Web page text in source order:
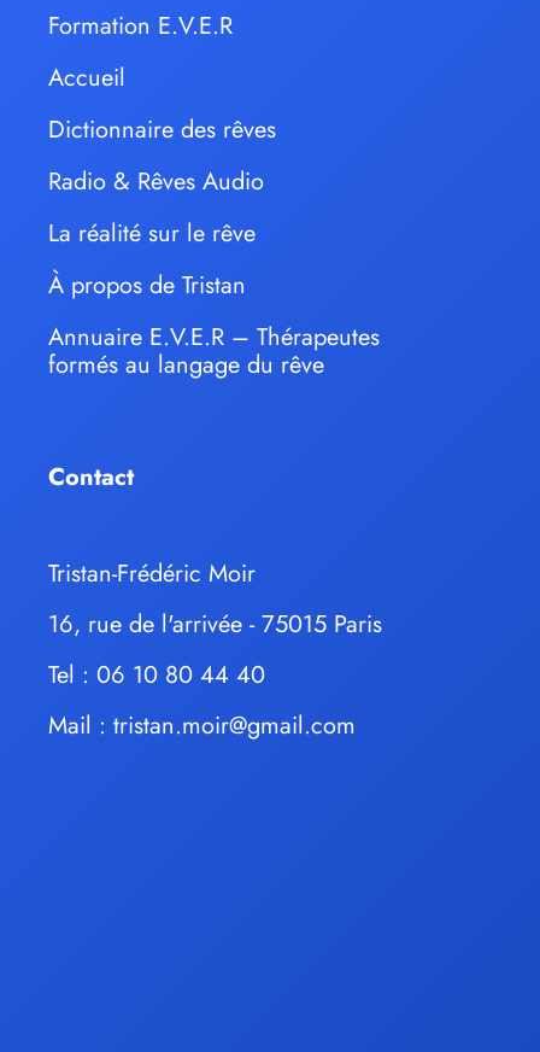
Formation E.V.E.R
Accueil
Dictionnaire des rêves
Radio & Rêves Audio
La réalité sur le rêve
À propos de Tristan
Annuaire E.V.E.R – Thérapeutes
formés au langage du rêve
Contact
Tristan-Frédéric Moir
16, rue de l'arrivée - 75015 Paris
Tel : 06 10 80 44 40
Mail : tristan.moir@gmail.com